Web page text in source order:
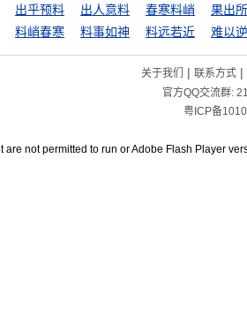
出乎预料 出人意料 春寒料峭
果出
料峭春寒 料事如神 料远若近 难以
关于我们 | 联系方式|
官方QQ交流群:
粤ICP备
are not permitted to run or Adobe Flash Player